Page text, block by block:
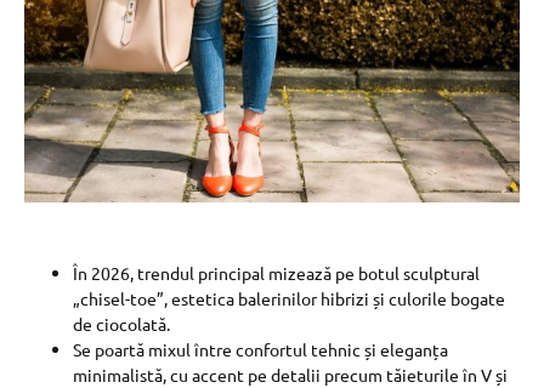
În 2026, trendul principal mizează pe botul sculptural
„chisel-toe”, estetica balerinilor hibrizi și culorile bogate
de ciocolată.
Se poartă mixul între confortul tehnic și eleganța
minimalistă, cu accent pe detalii precum tăieturile în V și